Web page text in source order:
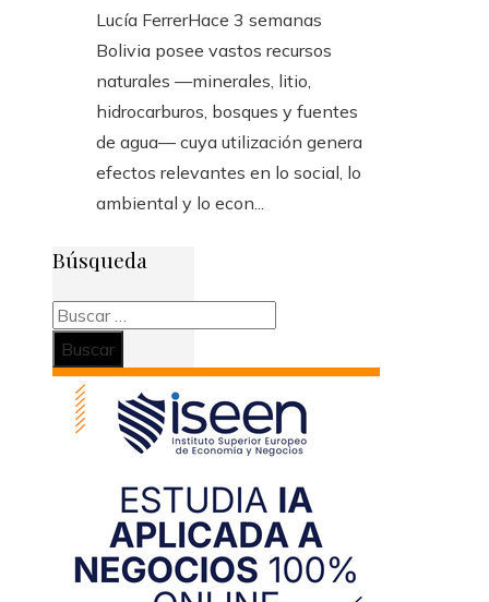
Lucía FerrerHace 3 semanas
Bolivia posee vastos recursos
naturales —minerales, litio,
hidrocarburos, bosques y fuentes
de agua— cuya utilización genera
efectos relevantes en lo social, lo
ambiental y lo econ...
Búsqueda
Buscar: